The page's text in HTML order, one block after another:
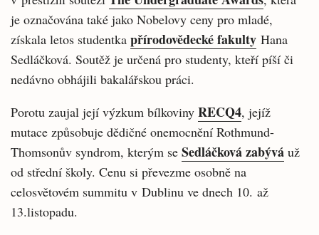
je označována také jako Nobelovy ceny pro mladé,
získala letos studentka přírodovědecké fakulty Hana
Sedláčková. Soutěž je určená pro studenty, kteří píší či
nedávno obhájili bakalářskou práci.
Porotu zaujal její výzkum bílkoviny RECQ4, jejíž
mutace způsobuje dědičné onemocnění Rothmund-
Thomsonův syndrom, kterým se Sedláčková zabývá už
od střední školy. Cenu si převezme osobně na
celosvětovém summitu v Dublinu ve dnech 10. až
13.listopadu.